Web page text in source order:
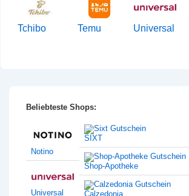
Tchibo Temu Universal
Beliebteste Shops:
Notino
Universal
SIXT
Shop-Apotheke
Calzedonia